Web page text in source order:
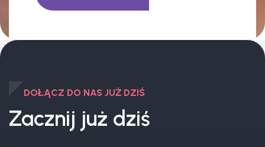
DOŁĄCZ DO NAS JUŻ DZIŚ
Zacznij już dziś